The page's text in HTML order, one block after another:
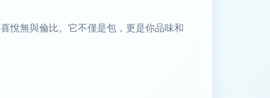
悅無與倫比。它不僅是包，更是你品味和